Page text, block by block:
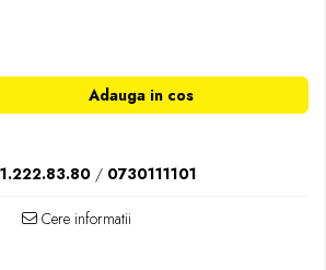
Adauga in cos
/ 0730111101
Cere informatii